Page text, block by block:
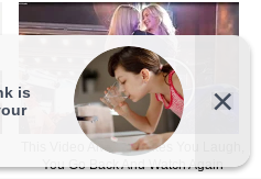
台女游客长滩岛只穿「绳子」
出门震惊网络，无码照流出，
网：干脆不要穿